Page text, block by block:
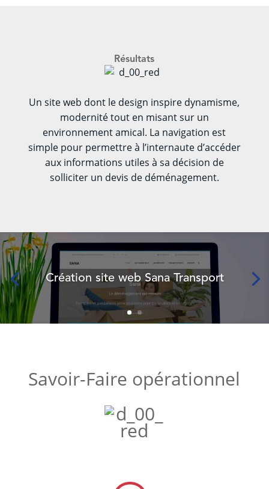
Résultats
Un site web dont le design inspire dynamisme,
modernité tout en misant sur un
environnement amical. La navigation est
simple pour permettre à l’internaute d’accéder
aux informations utiles à sa décision de
solliciter un devis de déménagement.
Création site web Sana Transport
Savoir-Faire opérationnel